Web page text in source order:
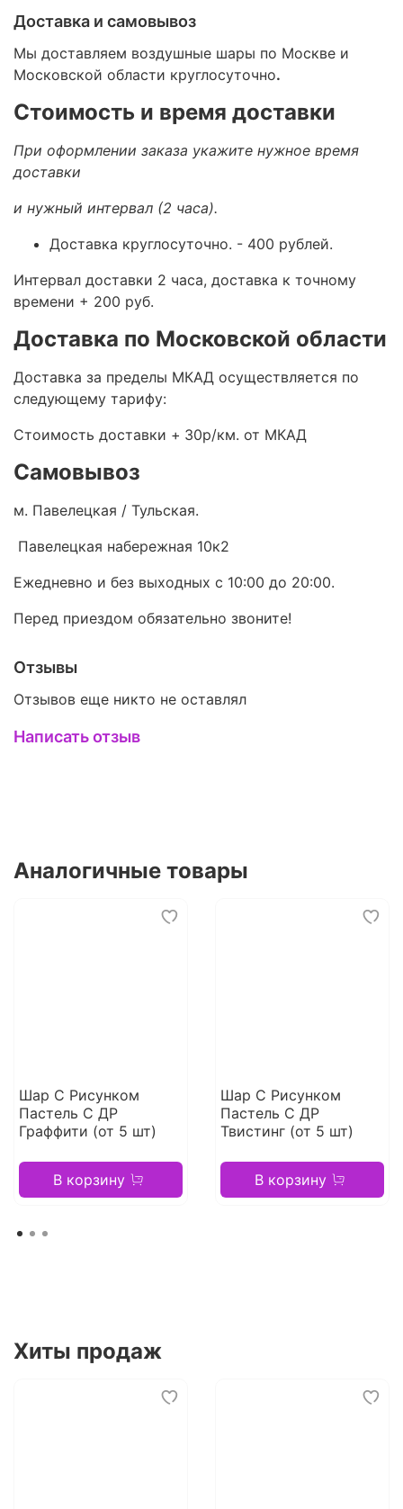
Доставка и самовывоз
Мы доставляем воздушные шары по Москве и
Московской области круглосуточно.
Стоимость и время доставки
При оформлении заказа укажите нужное время
доставки
и нужный интервал (2 часа).
Доставка круглосуточно. - 400 рублей.
Интервал доставки 2 часа, доставка к точному
времени + 200 руб.
Доставка по Московской области
Доставка за пределы МКАД осуществляется по
следующему тарифу:
Стоимость доставки + 30р/км. от МКАД
Самовывоз
м. Павелецкая / Тульская.
Павелецкая набережная 10к2
Ежедневно и без выходных с 10:00 до 20:00.
Перед приездом обязательно звоните!
Отзывы
Отзывов еще никто не оставлял
Написать отзыв
Аналогичные товары
Шар С Рисунком
Пастель С ДР
Граффити (от 5 шт)
В корзину
Шар С Рисунком
Пастель С ДР
Твистинг (от 5 шт)
В корзину
Хиты продаж